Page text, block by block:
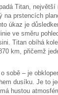
Titan,
na prstencích
úkaz je
ve směru
Titan obíhá
km, přičemž
sobě – je
dusíku. Je to
hustou